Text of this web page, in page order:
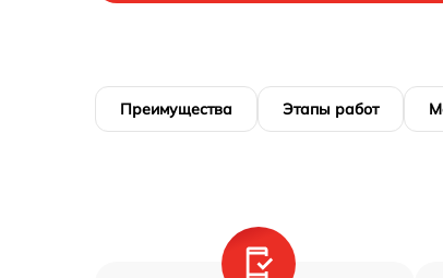
Преимущества Этапы работ